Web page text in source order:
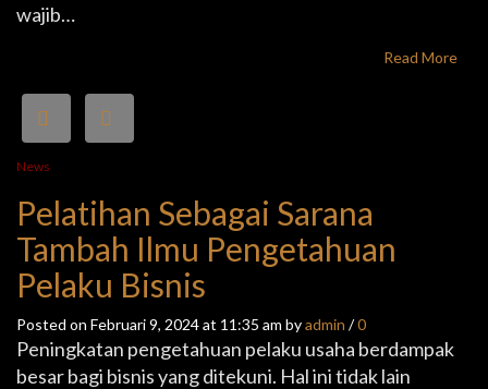
wajib…
Read More
News
Pelatihan Sebagai Sarana
Tambah Ilmu Pengetahuan
Pelaku Bisnis
Posted on Februari 9, 2024 at 11:35 am byadmin /0
Peningkatan pengetahuan pelaku usaha berdampak
besar bagi bisnis yang ditekuni. Hal ini tidak lain